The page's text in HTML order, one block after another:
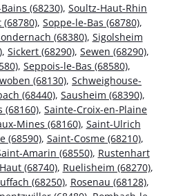
(68230), Soultz-Haut-Rhin
, Soppe-le-Bas (68780),
(68380), Sigolsheim
, Sickert (68290), Sewen (68290),
, Seppois-le-Bas (68580),
(68130), Schweighouse-
(68440), Sausheim (68390),
(68160), Sainte-Croix-en-Plaine
Mines (68160), Saint-Ulrich
(68590), Saint-Cosme (68210),
Amarin (68550), Rustenhart
(68740), Ruelisheim (68270),
(68250), Rosenau (68128),